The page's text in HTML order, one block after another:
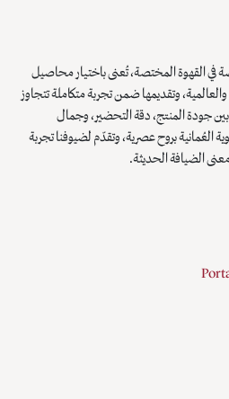
القهوة المختصة، تُعنى باختيار محاصيل
وتقديمها ضمن تجربة متكاملة تتجاوز
جودة المنتج، دقة التحضير، وجمال
العُمانية بروح عصرية، وتقدّم لضيوفنا تجربة
الضيافة الحديثة.